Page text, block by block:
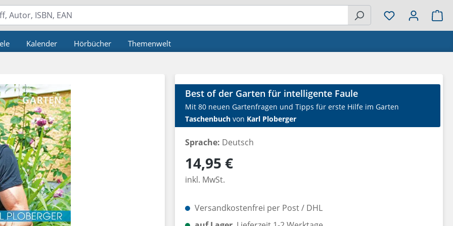
Kalender Hörbücher Themenwelt
Best of der Garten für intelligente Faule
Mit 80 neuen Gartenfragen und Tipps für erste Hilfe im Garten
Taschenbuch von Karl Ploberger
Sprache: Deutsch
Regulärer Preis:
14,95 €
inkl. MwSt.
Versandkostenfrei per Post / DHL